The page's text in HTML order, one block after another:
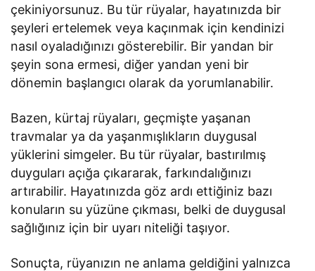
çekiniyorsunuz. Bu tür rüyalar, hayatınızda bir
şeyleri ertelemek veya kaçınmak için kendinizi
nasıl oyaladığınızı gösterebilir. Bir yandan bir
şeyin sona ermesi, diğer yandan yeni bir
dönemin başlangıcı olarak da yorumlanabilir.
Bazen, kürtaj rüyaları, geçmişte yaşanan
travmalar ya da yaşanmışlıkların duygusal
yüklerini simgeler. Bu tür rüyalar, bastırılmış
duyguları açığa çıkararak, farkındalığınızı
artırabilir. Hayatınızda göz ardı ettiğiniz bazı
konuların su yüzüne çıkması, belki de duygusal
sağlığınız için bir uyarı niteliği taşıyor.
Sonuçta, rüyanızın ne anlama geldiğini yalnızca